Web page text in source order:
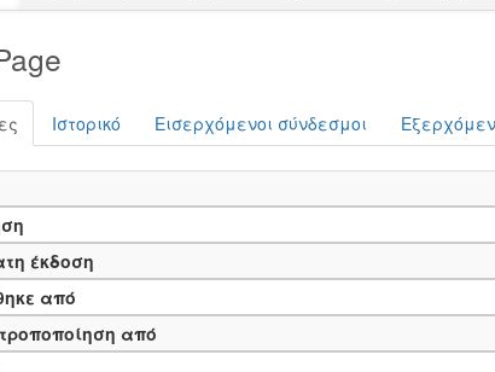
Ιστορικό Εισερχόμενοι σύνδεσμοι
έκδοση
από
από